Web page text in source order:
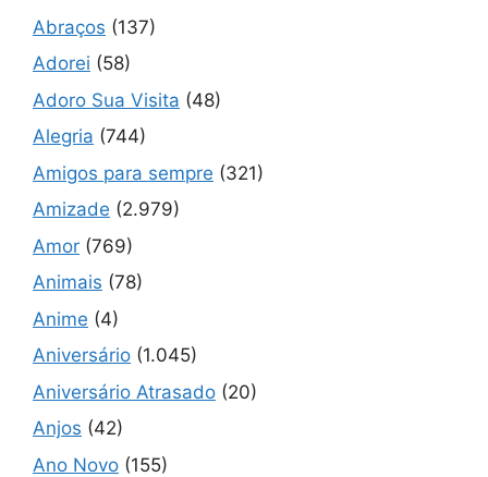
Abraços (137)
Adorei (58)
Adoro Sua Visita (48)
Alegria (744)
Amigos para sempre (321)
Amizade (2.979)
Amor (769)
Animais (78)
Anime (4)
Aniversário (1.045)
Aniversário Atrasado (20)
Anjos (42)
Ano Novo (155)